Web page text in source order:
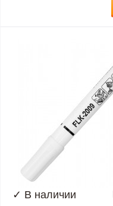
✓ В наличии